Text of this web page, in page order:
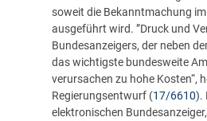
soweit die Bekanntmachung
ausgeführt wird. ”Druck und
Bundesanzeigers, der neben
das wichtigste bundesweite
verursachen zu hohe Kosten“,
Regierungsentwurf (17/6610).
elektronischen